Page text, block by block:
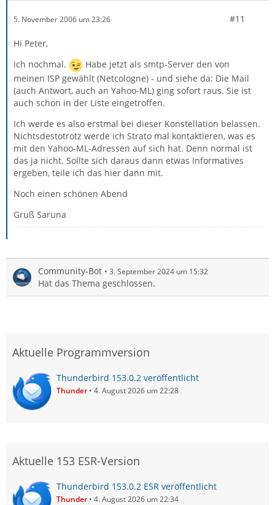
5. November 2006 um 23:26 #11
Hi Peter,
ich nochmal.
Habe jetzt als smtp-Server den von
meinen ISP gewählt (Netcologne) - und siehe da: Die Mail
(auch Antwort, auch an Yahoo-ML) ging sofort raus. Sie ist
auch schon in der Liste eingetroffen.
Ich werde es also erstmal bei dieser Konstellation belassen.
Nichtsdestotrotz werde ich Strato mal kontaktieren, was es
mit den Yahoo-ML-Adressen auf sich hat. Denn normal ist
das ja nicht. Sollte sich daraus dann etwas Informatives
ergeben, teile ich das hier dann mit.
Noch einen schönen Abend
Gruß Saruna
Community-Bot 3. September 2024 um 15:32
Hat das Thema geschlossen.
Aktuelle Programmversion
Thunderbird 153.0.2 veröffentlicht
Thunder 4. August 2026 um 22:28
Aktuelle 153 ESR-Version
Thunderbird 153.0.2 ESR veröffentlicht
Thunder 4. August 2026 um 22:34